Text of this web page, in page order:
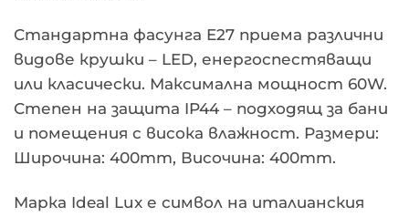
Стандартна фасунга E27 приема различни
видове крушки – LED, енергоспестяващи
или класически. Максимална мощност 60W.
Степен на защита IP44 – подходящ за бани
и помещения с висока влажност. Размери:
Широчина: 400mm, Височина: 400mm.
Марка Ideal Lux е символ на италианския